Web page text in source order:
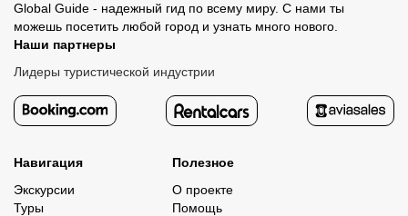
Global Guide - надежный гид по всему миру. С нами ты
можешь посетить любой город и узнать много нового.
Наши партнеры
Лидеры туристической индустрии
Навигация
Экскурсии
Туры
Полезное
О проекте
Помощь